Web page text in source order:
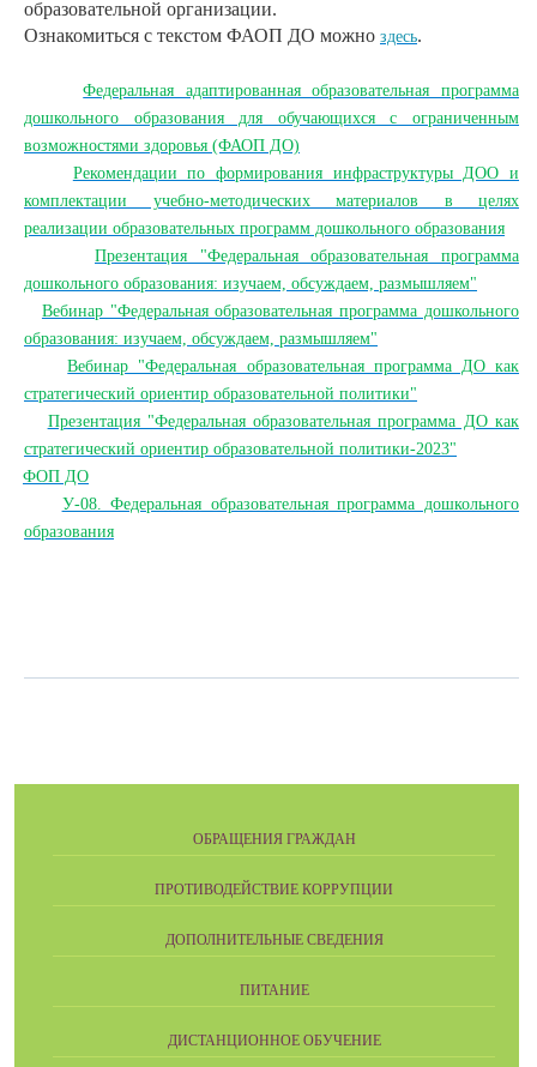
образовательной организации.
Ознакомиться с текстом ФАОП ДО можно здесь.
Федеральная адаптированная образовательная программа
дошкольного образования для обучающихся с ограниченным
возможностями здоровья (ФАОП ДО)
Рекомендации по формирования инфраструктуры ДОО и
комплектации учебно-методических материалов в целях
реализации образовательных программ дошкольного образования
Презентация "Федеральная образовательная программа
дошкольного образования: изучаем, обсуждаем, размышляем"
Вебинар "Федеральная образовательная программа дошкольного
образования: изучаем, обсуждаем, размышляем"
Вебинар "Федеральная образовательная программа ДО как
стратегический ориентир образовательной политики"
Презентация "Федеральная образовательная программа ДО как
стратегический ориентир образовательной политики-2023"
ФОП ДО
У-08. Федеральная образовательная программа дошкольного
образования
ОБРАЩЕНИЯ ГРАЖДАН
ПРОТИВОДЕЙСТВИЕ КОРРУПЦИИ
ДОПОЛНИТЕЛЬНЫЕ СВЕДЕНИЯ
ПИТАНИЕ
ДИСТАНЦИОННОЕ ОБУЧЕНИЕ